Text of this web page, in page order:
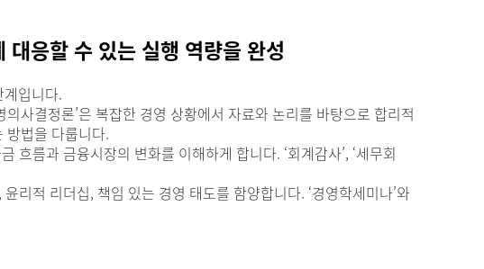
응할 수 있는 실행 역량을 완성
입니다.
사결정론’은 복잡한 경영 상황에서 자료와 논리를 바탕으로 합리적
방법을 다룹니다.
흐름과 금융시장의 변화를 이해하게 합니다. ‘회계감사’, ‘세무회
리적 리더십, 책임 있는 경영 태도를 함양합니다. ‘경영학세미나’와